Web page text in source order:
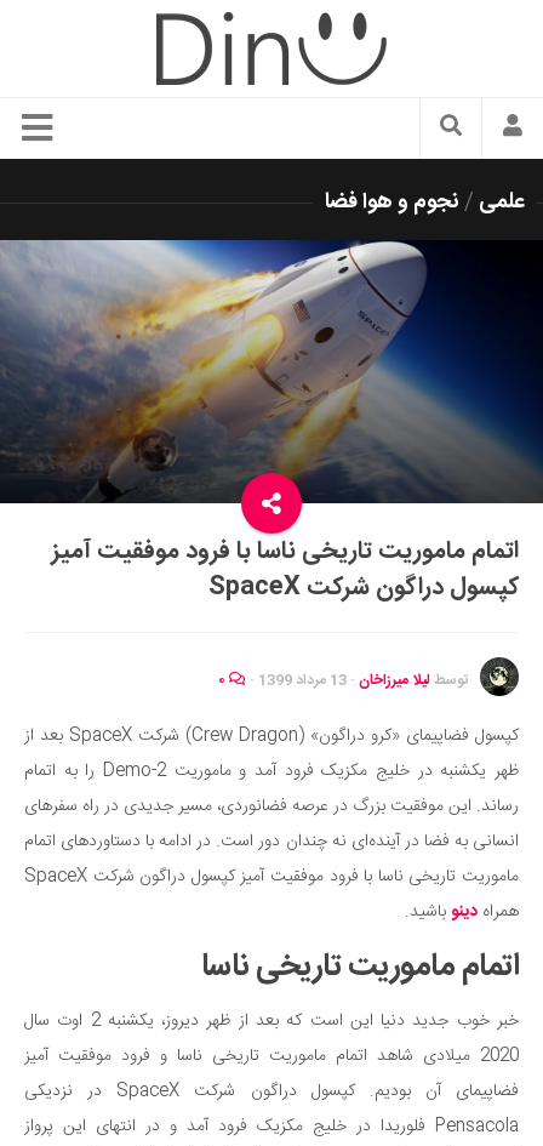
سبک زندگی
زیبایی و آرایش
شیک پوشی
دکوراسیون و چیدمان
غذا
رستوران گردی
آشپزی
سفر و گردشگری
ایران گردی
جهان گردی
موفقیت و مهارت‌های فردی
تغذیه سالم
بهداشت
بیماری و درمان
کودک و مادر
ورزش و تندرستی
روانشناسی
فرهنگ و هنر
سینما و تئاتر
تلویزیون
علمی /نجوم و هوا فضا
اتمام ماموریت تاریخی ناسا با فرود موفقیت آمیز
کپسول دراگون شرکت SpaceX
توسطلیلا میرزاخان · 13 مرداد 1399 ·
کپسول فضاپیمای «کرو دراگون» (Crew Dragon) شرکت SpaceX بعد از
ظهر یکشنبه در خلیج مکزیک فرود آمد و ماموریت Demo-2 را به اتمام
رساند. این موفقیت بزرگ در عرصه فضانوردی، مسیر جدیدی در راه سفرهای
انسانی به فضا در آینده‌ای نه چندان دور است. در ادامه با دستاوردهای اتمام
ماموریت تاریخی ناسا با فرود موفقیت آمیز کپسول دراگون شرکت SpaceX
همراه دینوباشید.
اتمام ماموریت تاریخی ناسا
خبر خوب جدید دنیا این است که بعد از ظهر دیروز، یکشنبه 2 اوت سال
2020 میلادی شاهد اتمام ماموریت تاریخی ناسا و فرود موفقیت آمیز
فضاپیمای آن بودیم. کپسول دراگون شرکت SpaceX در نزدیکی
Pensacola فلوریدا در خلیج مکزیک فرود آمد و در انتهای این پرواز